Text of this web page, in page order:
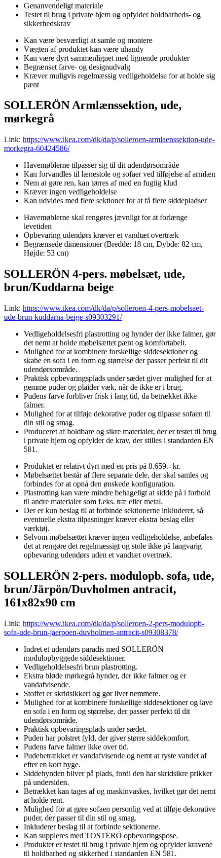
Genanvendeligt materiale
Testet til brug i private hjem og opfylder holdbarheds- og
sikkerhedskrav
Kan være besværligt at samle og montere
Vægten af produktet kan være uhandy
Kan være dyrt sammenlignet med lignende produkter
Begrænset farve- og designudvalg
Kræver muligvis regelmæssig vedligeholdelse for at holde sig
pænt
SOLLERÖN Armlænssektion, ude,
mørkegrå
Link: https://www.ikea.com/dk/da/p/solleroen-armlaenssektion-ude-
morkegra-60424586/
Havemøblerne tilpasser sig til dit udendørsområde
Kan forvandles til lænestole og sofaer ved tilføjelse af armlæn
Nem at gøre ren, kan tørres af med en fugtig klud
Kræver ingen vedligeholdelse
Kan udvides med flere sektioner for at få flere siddepladser
Havemøblerne skal rengøres jævnligt for at forlænge
levetiden
Opbevaring udendørs kræver et vandtæt overtræk
Begrænsede dimensioner (Bredde: 18 cm, Dybde: 82 cm,
Højde: 53 cm)
SOLLERÖN 4-pers. møbelsæt, ude,
brun/Kuddarna beige
Link: https://www.ikea.com/dk/da/p/solleroen-4-pers-mobelsaet-
ude-brun-kuddarna-beige-s09303291/
Vedligeholdelsesfri plastrotting og hynder der ikke falmer, gør
det nemt at holde møbelsættet pænt og komfortabelt.
Mulighed for at kombinere forskellige siddesektioner og
skabe en sofa i en form og størrelse der passer perfekt til dit
udendørsområde.
Praktisk opbevaringsplads under sædet giver mulighed for at
gemme puder og plaider væk, når de ikke er i brug.
Pudens farve forbliver frisk i lang tid, da betrækket ikke
falmer.
Mulighed for at tilføje dekorative puder og tilpasse sofaen til
din stil og smag.
Produceret af holdbare og sikre materialer, der er testet til brug
i private hjem og opfylder de krav, der stilles i standarden EN
581.
Produktet er relativt dyrt med en pris på 8.659.- kr.
Møbelsættet består af flere separate dele, der skal samles og
forbindes for at opnå den ønskede konfiguration.
Plastrotting kan være mindre behageligt at sidde på i forhold
til andre materialer som f.eks. træ eller metal.
Der er kun beslag til at forbinde sektionerne inkluderet, så
eventuelle ekstra tilpasninger kræver ekstra beslag eller
værktøj.
Selvom møbelsættet kræver ingen vedligeholdelse, anbefales
det at rengøre det regelmæssigt og stole ikke på langvarig
opbevaring udendørs uden et vandtæt overtræk.
SOLLERÖN 2-pers. modulopb. sofa, ude,
brun/Järpön/Duvholmen antracit,
161x82x90 cm
Link: https://www.ikea.com/dk/da/p/solleroen-2-pers-modulopb-
sofa-ude-brun-jaerpoen-duvholmen-antracit-s09308378/
Indret et udendørs paradis med SOLLERÖN
modulopbyggede siddesektioner.
Vedligeholdelsesfri brun plastrotting.
Ekstra bløde mørkegrå hynder, der ikke falmer og er
vandafvisende.
Stoffet er skridsikkert og gør livet nemmere.
Mulighed for at kombinere forskellige siddesektioner og lave
en sofa i en form og størrelse, der passer perfekt til dit
udendørsområde.
Praktisk opbevaringsplads under sædet.
Puden har polstret fyld, der giver større siddekomfort.
Pudens farve falmer ikke over tid.
Pudebetrækket er vandafvisende og nemt at ryste vandet af
efter en kort byge.
Siddehynden bliver på plads, fordi den har skridsikre prikker
på undersiden.
Betrækket kan tages af og maskinvaskes, hvilket gør det nemt
at holde rent.
Mulighed for at gøre sofaen personlig ved at tilføje dekorative
puder, der passer til din stil og smag.
Inkluderer beslag til at forbinde sektionerne.
Kan suppleres med TOSTERÖ opbevaringspose.
Produktet er testet til brug i private hjem og opfylder kravene
til holdbarhed og sikkerhed i standarden EN 581.